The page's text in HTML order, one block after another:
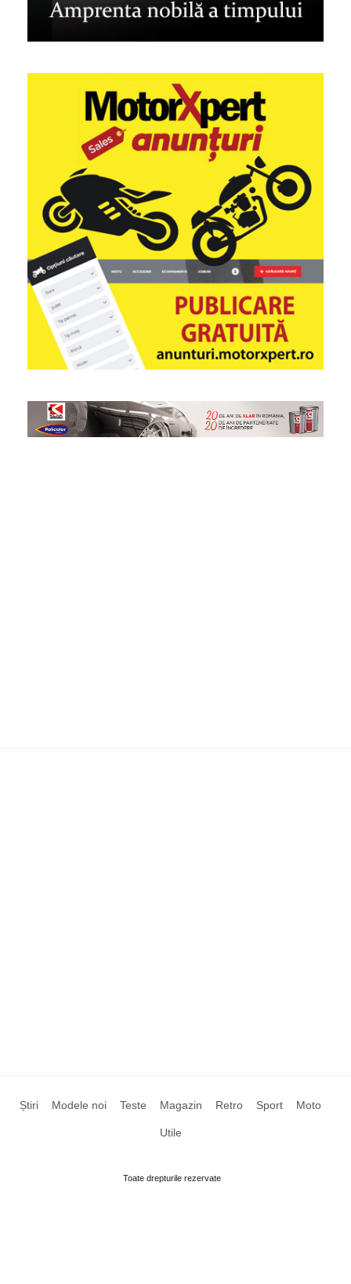
Știri Modele noi Teste Magazin Retro Sport Moto
Utile
Toate drepturile rezervate